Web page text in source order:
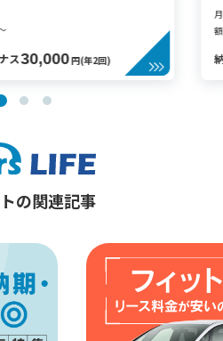
ス30,000円(年2回)
月
額
の関連記事